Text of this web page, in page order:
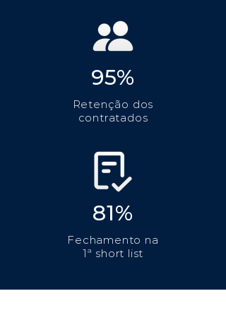
95%
Retenção dos
contratados
81%
Fechamento na
1ª short list